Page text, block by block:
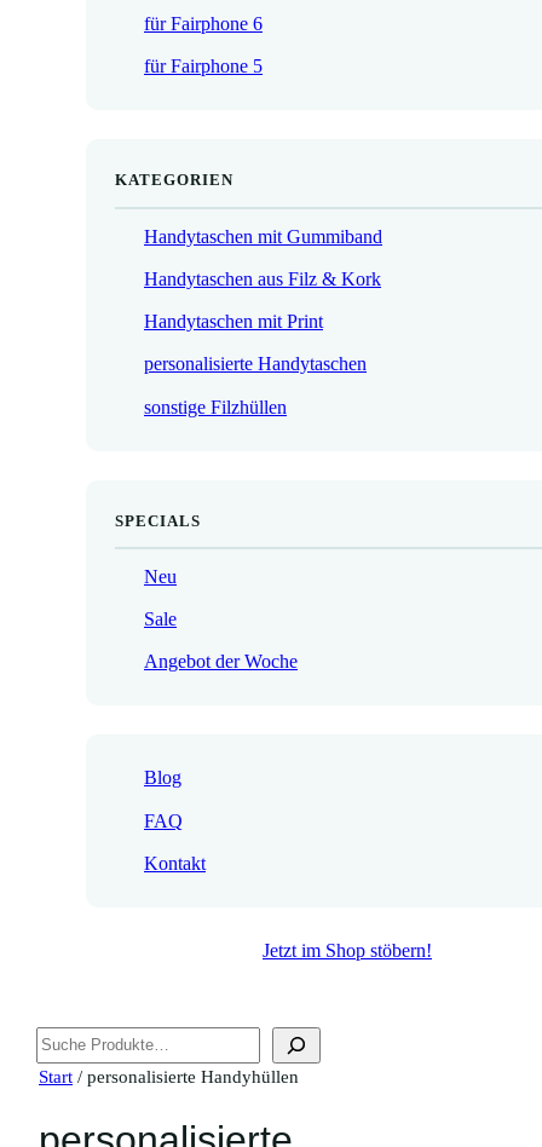
für Fairphone 6
für Fairphone 5
KATEGORIEN
Handytaschen mit Gummiband
Handytaschen aus Filz & Kork
Handytaschen mit Print
personalisierte Handytaschen
sonstige Filzhüllen
SPECIALS
Neu
Sale
Angebot der Woche
Blog
FAQ
Kontakt
Jetzt im Shop stöbern!
Suchen
Start / personalisierte Handyhüllen